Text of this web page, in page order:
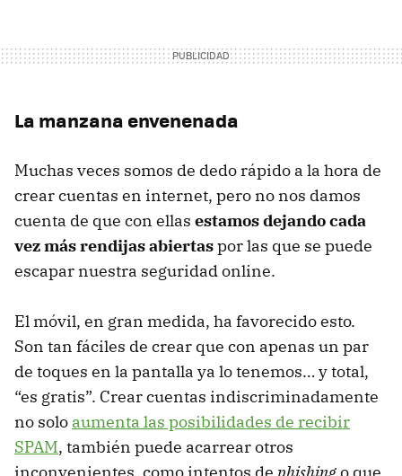
La manzana envenenada
Muchas veces somos de dedo rápido a la hora de
crear cuentas en internet, pero no nos damos
cuenta de que con ellas estamos dejando cada
vez más rendijas abiertaspor las que se puede
escapar nuestra seguridad online.
El móvil, en gran medida, ha favorecido esto.
Son tan fáciles de crear que con apenas un par
de toques en la pantalla ya lo tenemos… y total,
“es gratis”. Crear cuentas indiscriminadamente
no solo aumenta las posibilidades de recibir
SPAM, también puede acarrear otros